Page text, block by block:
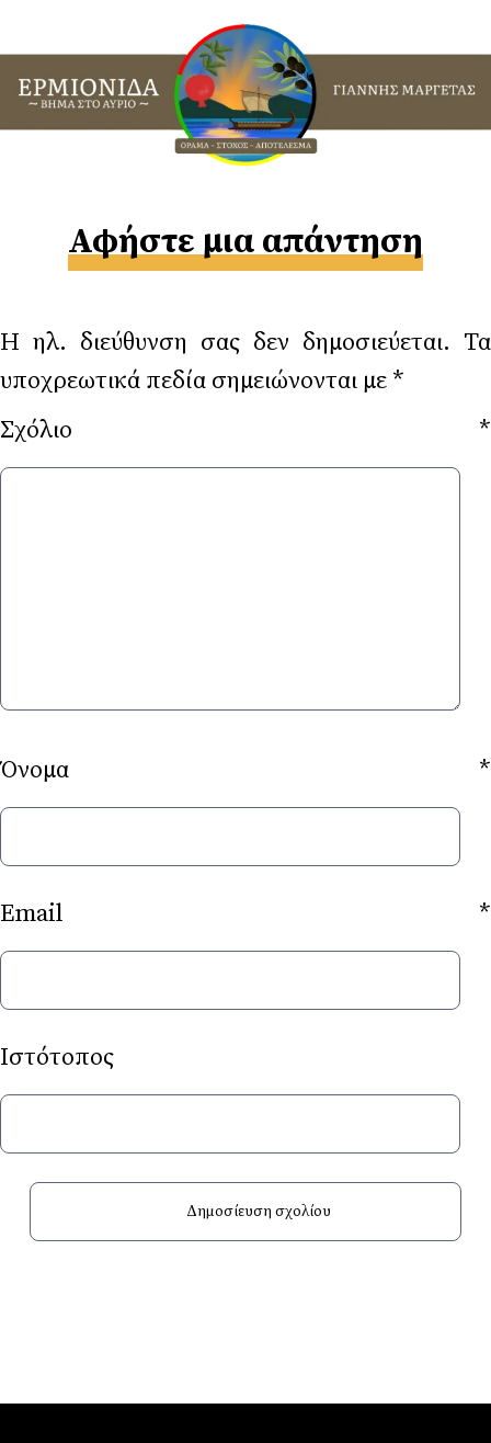
Αφήστε μια απάντηση
Η ηλ. διεύθυνση σας δεν δημοσιεύεται. Τα
υποχρεωτικά πεδία σημειώνονται με *
Σχόλιο *
Όνομα *
Email *
Ιστότοπος